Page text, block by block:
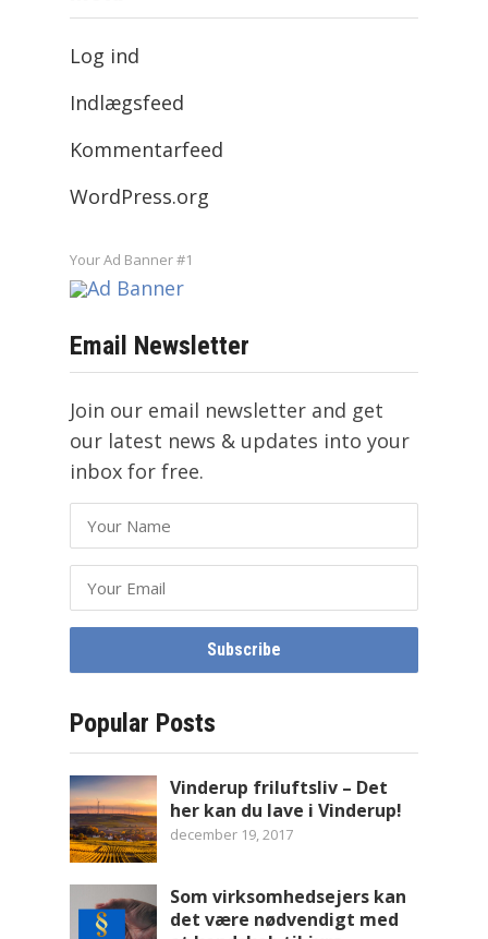
Log ind
Indlægsfeed
Kommentarfeed
WordPress.org
Your Ad Banner #1
Email Newsletter
Join our email newsletter and get
our latest news & updates into your
inbox for free.
Popular Posts
Vinderup friluftsliv – Det
her kan du lave i Vinderup!
december 19, 2017
Som virksomhedsejers kan
det være nødvendigt med